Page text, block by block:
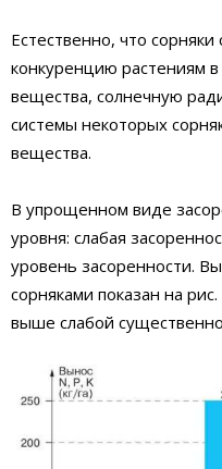
Естественно, что
конкуренцию растениям
вещества, солнечную
системы некоторых
вещества.
В упрощенном виде
уровня: слабая
уровень засоренности.
сорняками показан на
выше слабой